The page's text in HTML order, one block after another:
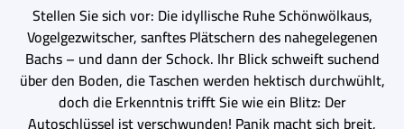
Stellen Sie sich vor: Die idyllische Ruhe Schönwölkaus,
Vogelgezwitscher, sanftes Plätschern des nahegelegenen
Bachs – und dann der Schock. Ihr Blick schweift suchend
über den Boden, die Taschen werden hektisch durchwühlt,
doch die Erkenntnis trifft Sie wie ein Blitz: Der
Autoschlüssel ist verschwunden! Panik macht sich breit,